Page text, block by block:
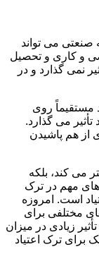
صنعتی می تواند
و کاری و تحصیل
نمی گذارد و در
مستقیماً روی
می گذارد.
از هم پاشیدن
می کند، بلکه
مهم در ترک
است. امروزه
مختلفی برای
زیادی در میزان
برای ترک اعتیاد